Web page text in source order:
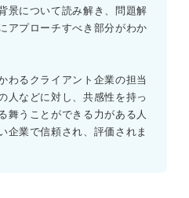
景について読み解き、問題解
アプローチすべき部分がわか
わるクライアント企業の担当
人などに対し、共感性を持っ
舞うことができる力がある人
企業で信頼され、評価されま
力
する事前準備